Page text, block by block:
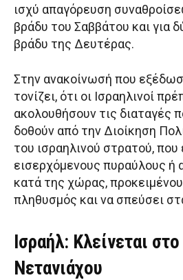
ισχύ απαγόρευση
βράδυ του Σαββάτου και για
βράδυ της Δευτέρας.
Στην ανακοίνωσή που
τονίζει, ότι οι Ισραηλινοί
ακολουθήσουν τις διαταγές
δοθούν από την Διοίκηση
του ισραηλινού στρατού, που
εισερχόμενους πυραύλους ή
κατά της χώρας, προκειμένου
πληθυσμός και να σπεύσει
Ισραήλ: Κλείνεται
Νετανιάχου